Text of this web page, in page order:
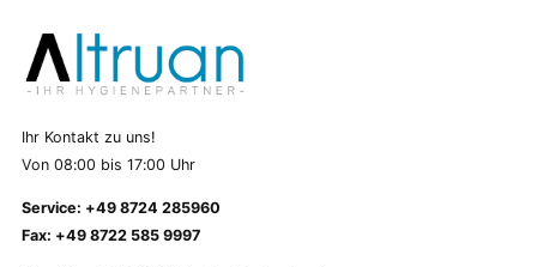
Ihr Kontakt zu uns!
Von 08:00 bis 17:00 Uhr
Service: +49 8724 285960
Fax: +49 8722 585 9997